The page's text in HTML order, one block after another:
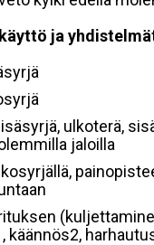
ja
ulkoterä,
jaloilla
käännös2,